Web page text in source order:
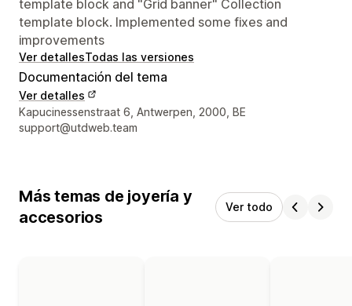
template block and "Grid banner" Collection
template block. Implemented some fixes and
improvements
Ver detallesTodas las versiones
Documentación del tema
Ver detalles
Detalles de contacto del diseñador
Kapucinessenstraat 6, Antwerpen, 2000, BE
support@utdweb.team
Más temas de joyería y
accesorios
Ver todo